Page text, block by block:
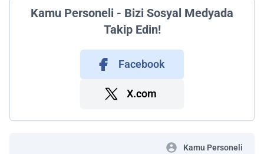
Kamu Personeli - Bizi Sosyal Medyada
Takip Edin!
Facebook
X.com
Kamu Personeli